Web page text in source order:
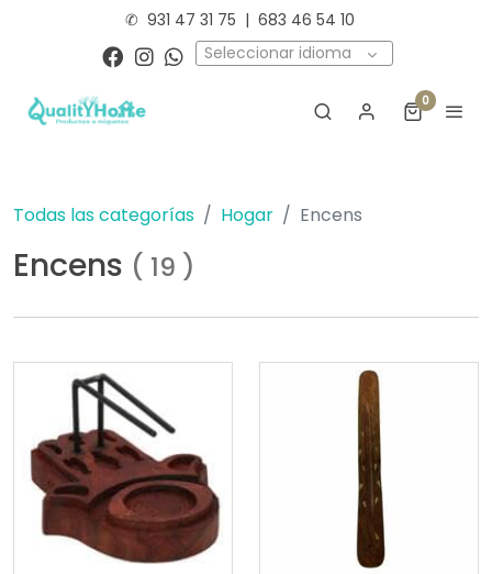
✆ 931 47 31 75 | 683 46 54 10
Seleccionar idioma
0
Todas las categorías Hogar Encens
Encens ( 19 )